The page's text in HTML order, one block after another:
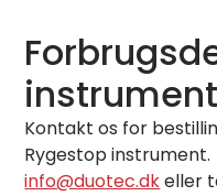
Kontakt os for
Rygestop instrument.
info@duotec.dkeller